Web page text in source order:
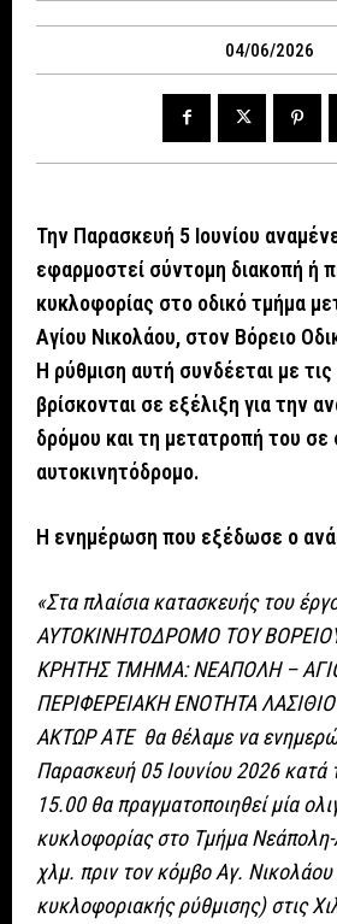
04/06/2026
Την Παρασκευή 5 Ιουνίου
εφαρμοστεί σύντομη διακοπή ή
κυκλοφορίας στο οδικό τμήμα
Αγίου Νικολάου, στον Βόρειο
Η ρύθμιση αυτή συνδέεται με
βρίσκονται σε εξέλιξη για την
δρόμου και τη μετατροπή του σε
αυτοκινητόδρομο.
Η ενημέρωση που εξέδωσε ο
«Στα πλαίσια κατασκευής του
ΑΥΤΟΚΙΝΗΤΟΔΡΟΜΟ ΤΟΥ
ΚΡΗΤΗΣ ΤΜΗΜΑ: ΝΕΑΠΟΛΗ –
ΠΕΡΙΦΕΡΕΙΑΚΗ ΕΝΟΤΗΤΑ
ΑΚΤΩΡ ΑΤΕ θα θέλαμε να
Παρασκευή 05 Ιουνίου 2026 κατά
15.00 θα πραγματοποιηθεί μία
κυκλοφορίας στο Τμήμα
χλμ. πριν τον κόμβο Αγ.
κυκλοφοριακής ρύθμισης) στις